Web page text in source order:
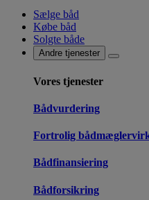
Sælge båd
Købe båd
Solgte både
Andre tjenester
Vores tjenester
Bådvurdering
Fortrolig
Bådfinansiering
Bådforsikring